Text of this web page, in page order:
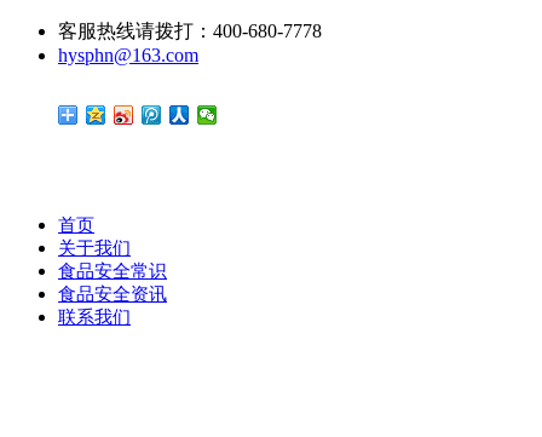
客服热线请拨打：400-680-7778
hysphn@163.com
首页
关于我们
食品安全常识
食品安全资讯
联系我们